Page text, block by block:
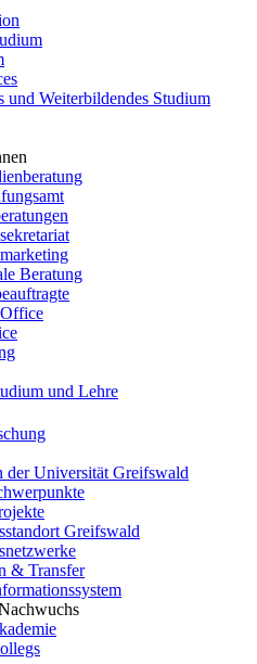
und Weiterbildendes Studium
Beratung
und Lehre
der Universität Greifswald
Greifswald
& Transfer